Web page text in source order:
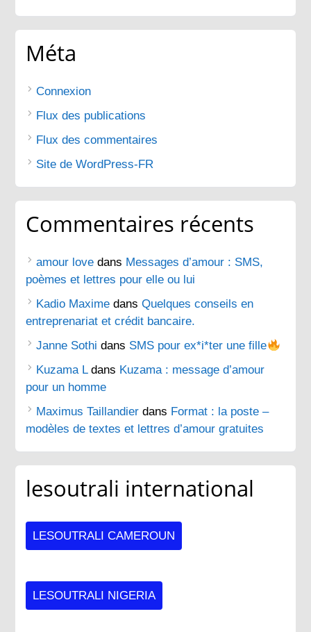
Méta
Connexion
Flux des publications
Flux des commentaires
Site de WordPress-FR
Commentaires récents
amour love dans Messages d’amour : SMS,
poèmes et lettres pour elle ou lui
Kadio Maxime dansQuelques conseils en
entreprenariat et crédit bancaire.
Janne Sothi dans SMS pour ex*i*ter une fille
Kuzama Ldans Kuzama : message d’amour
pour un homme
Maximus Taillandier dans Format : la poste –
modèles de textes et lettres d’amour gratuites
lesoutrali international
LESOUTRALI CAMEROUN
LESOUTRALI NIGERIA